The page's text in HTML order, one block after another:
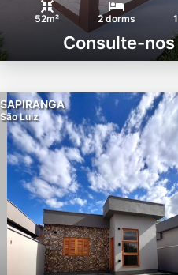
52m² 2 dorms
Consulte-nos
SAPIRANGA
São Luiz